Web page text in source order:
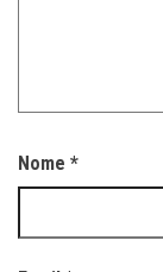
Nome *